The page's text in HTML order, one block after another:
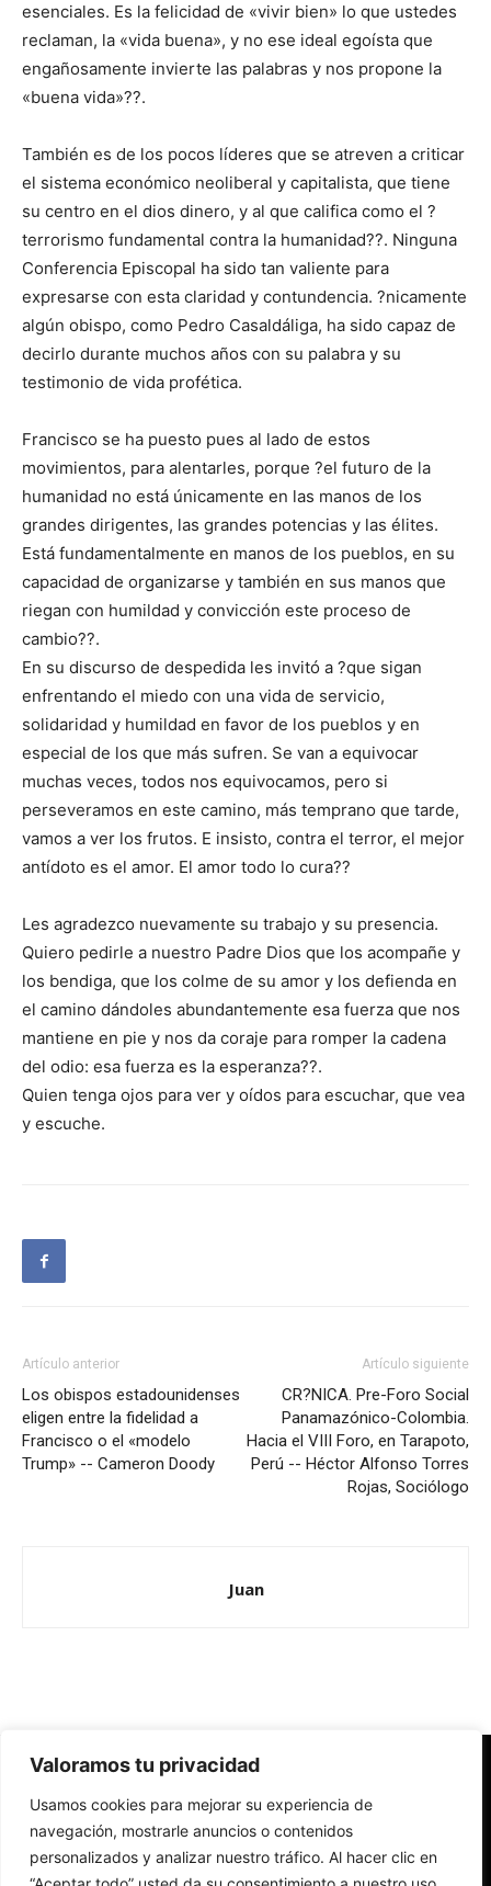
Valoramos tu privacidad
Usamos cookies para mejorar su experiencia de
navegación, mostrarle anuncios o contenidos
personalizados y analizar nuestro tráfico. Al hacer clic en
esenciales. Es la felicidad de «vivir bien» lo que ustedes
reclaman, la «vida buena», y no ese ideal egoísta que
engañosamente invierte las palabras y nos propone la
«buena vida»??.
También es de los pocos líderes que se atreven a criticar
el sistema económico neoliberal y capitalista, que tiene
su centro en el dios dinero, y al que califica como el ?
terrorismo fundamental contra la humanidad??. Ninguna
Conferencia Episcopal ha sido tan valiente para
expresarse con esta claridad y contundencia. ?nicamente
algún obispo, como Pedro Casaldáliga, ha sido capaz de
decirlo durante muchos años con su palabra y su
testimonio de vida profética.
Francisco se ha puesto pues al lado de estos
movimientos, para alentarles, porque ?el futuro de la
humanidad no está únicamente en las manos de los
grandes dirigentes, las grandes potencias y las élites.
Está fundamentalmente en manos de los pueblos, en su
capacidad de organizarse y también en sus manos que
riegan con humildad y convicción este proceso de
cambio??.
En su discurso de despedida les invitó a ?que sigan
enfrentando el miedo con una vida de servicio,
solidaridad y humildad en favor de los pueblos y en
especial de los que más sufren. Se van a equivocar
muchas veces, todos nos equivocamos, pero si
perseveramos en este camino, más temprano que tarde,
vamos a ver los frutos. E insisto, contra el terror, el mejor
antídoto es el amor. El amor todo lo cura??
Les agradezco nuevamente su trabajo y su presencia.
Quiero pedirle a nuestro Padre Dios que los acompañe y
los bendiga, que los colme de su amor y los defienda en
el camino dándoles abundantemente esa fuerza que nos
mantiene en pie y nos da coraje para romper la cadena
del odio: esa fuerza es la esperanza??.
Quien tenga ojos para ver y oídos para escuchar, que vea
y escuche.
Artículo anterior
Los obispos estadounidenses
eligen entre la fidelidad a
Francisco o el «modelo
Trump» -- Cameron Doody
Artículo siguiente
CR?NICA. Pre-Foro Social
Panamazónico-Colombia.
Hacia el VIII Foro, en Tarapoto,
Perú -- Héctor Alfonso Torres
Rojas, Sociólogo
Juan
Redes Cristianas
Una mirada alternativa sobre la Iglesia católica y la sociedad
- Colectivos de Redes Cristianas